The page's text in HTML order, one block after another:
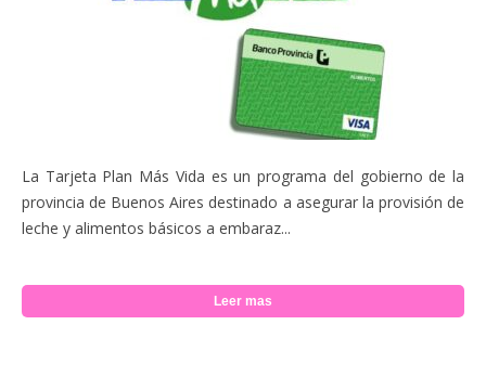
La Tarjeta Plan Más Vida es un programa del gobierno de la
provincia de Buenos Aires destinado a asegurar la provisión de
leche y alimentos básicos a embaraz...
Leer mas